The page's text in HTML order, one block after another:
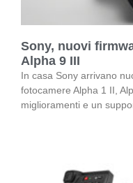
Sony, nuovi
Alpha 9 III
In casa Sony arrivano
fotocamere Alpha 1 II,
miglioramenti e un